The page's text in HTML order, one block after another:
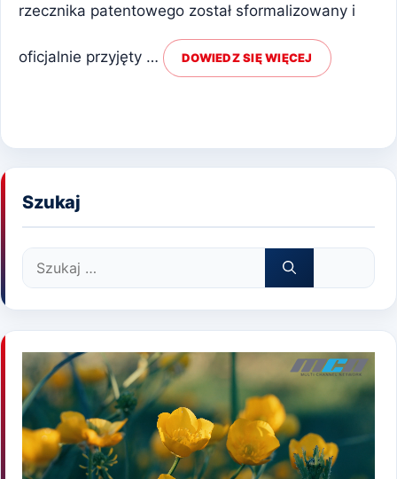
rzecznika patentowego został sformalizowany i
oficjalnie przyjęty … DOWIEDZ SIĘ WIĘCEJ
Szukaj
Szukaj: